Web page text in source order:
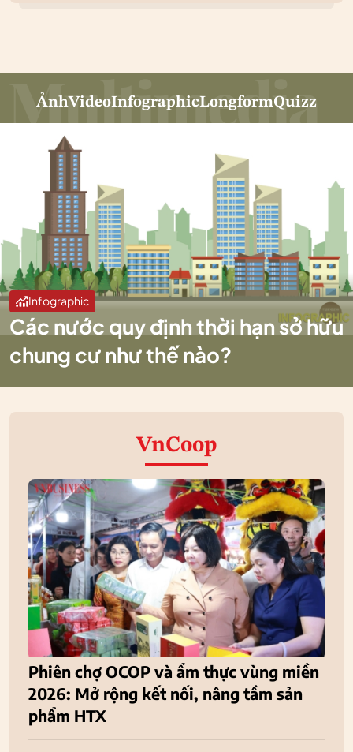
ẢnhVideoInfographicLongformQuizz
Infographic
Các nước quy định thời hạn sở hữu
chung cư như thế nào?
VnCoop
Phiên chợ OCOP và ẩm thực vùng miền
2026: Mở rộng kết nối, nâng tầm sản
phẩm HTX